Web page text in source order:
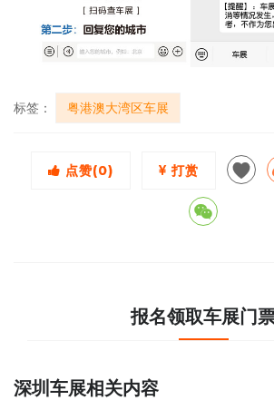
标签： 粤港澳大湾区车展
点赞(0) 打赏
报名领取车展门
深圳车展相关内容